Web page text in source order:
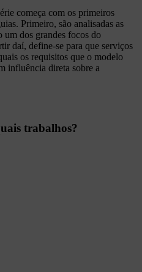
começa com os primeiros
Primeiro, são analisadas as
um dos grandes focos do
daí, define-se para que serviços
os requisitos que o modelo
influência direta sobre a
trabalhos?